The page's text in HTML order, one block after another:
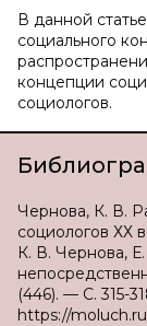
В данной
социального
концепции
социологов.
Чернова, К. В.
социологов ХХ
К. В. Чернова,
(446). — С. 315-
https://